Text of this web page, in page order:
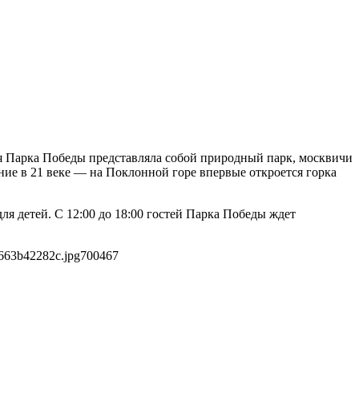
Победы представляла собой природный парк, москвичи
в 21 веке — на Поклонной горе впервые откроется горка
детей. С 12:00 до 18:00 гостей Парка Победы ждет
700467